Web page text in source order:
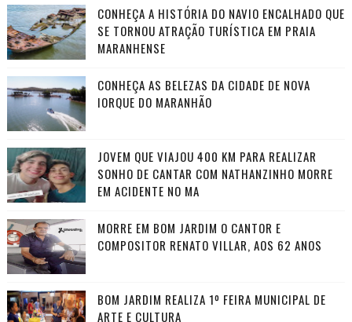
CONHEÇA A HISTÓRIA DO NAVIO ENCALHADO QUE
SE TORNOU ATRAÇÃO TURÍSTICA EM PRAIA
MARANHENSE
CONHEÇA AS BELEZAS DA CIDADE DE NOVA
IORQUE DO MARANHÃO
JOVEM QUE VIAJOU 400 KM PARA REALIZAR
SONHO DE CANTAR COM NATHANZINHO MORRE
EM ACIDENTE NO MA
MORRE EM BOM JARDIM O CANTOR E
COMPOSITOR RENATO VILLAR, AOS 62 ANOS
BOM JARDIM REALIZA 1º FEIRA MUNICIPAL DE
ARTE E CULTURA